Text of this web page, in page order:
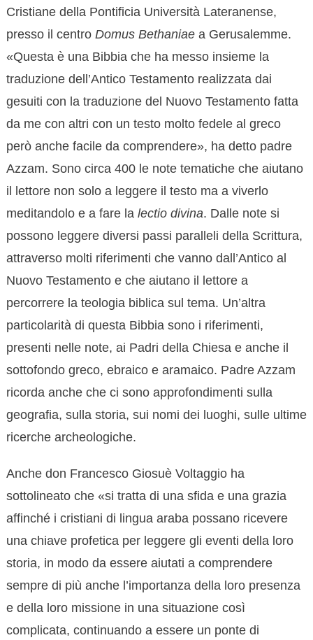
Cristiane della Pontificia Università Lateranense,
presso il centro Domus Bethaniaea Gerusalemme.
«Questa è una Bibbia che ha messo insieme la
traduzione dell’Antico Testamento realizzata dai
gesuiti con la traduzione del Nuovo Testamento fatta
da me con altri con un testo molto fedele al greco
però anche facile da comprendere», ha detto padre
Azzam. Sono circa 400 le note tematiche che aiutano
il lettore non solo a leggere il testo ma a viverlo
meditandolo e a fare la lectio divina. Dalle note si
possono leggere diversi passi paralleli della Scrittura,
attraverso molti riferimenti che vanno dall’Antico al
Nuovo Testamento e che aiutano il lettore a
percorrere la teologia biblica sul tema. Un’altra
particolarità di questa Bibbia sono i riferimenti,
presenti nelle note, ai Padri della Chiesa e anche il
sottofondo greco, ebraico e aramaico. Padre Azzam
ricorda anche che ci sono approfondimenti sulla
geografia, sulla storia, sui nomi dei luoghi, sulle ultime
ricerche archeologiche.
Anche don Francesco Giosuè Voltaggio ha
sottolineato che «si tratta di una sfida e una grazia
affinché i cristiani di lingua araba possano ricevere
una chiave profetica per leggere gli eventi della loro
storia, in modo da essere aiutati a comprendere
sempre di più anche l’importanza della loro presenza
e della loro missione in una situazione così
complicata, continuando a essere un ponte di